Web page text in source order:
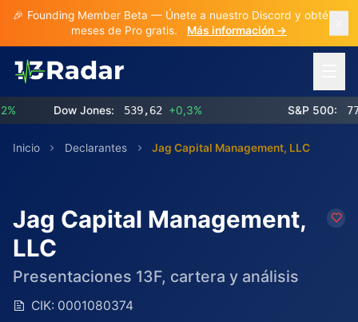
🎉 Founding Member Beta — Únete a nuestro Discord y obtén 3
meses de Pro gratis.
Más información →
Dow Jones: 539,62 +0,3% S&P 500:
Inicio Declarantes Jag Capital Management, LLC
Jag Capital Management,
LLC
Presentaciones 13F, cartera y análisis
CIK: 0001080374